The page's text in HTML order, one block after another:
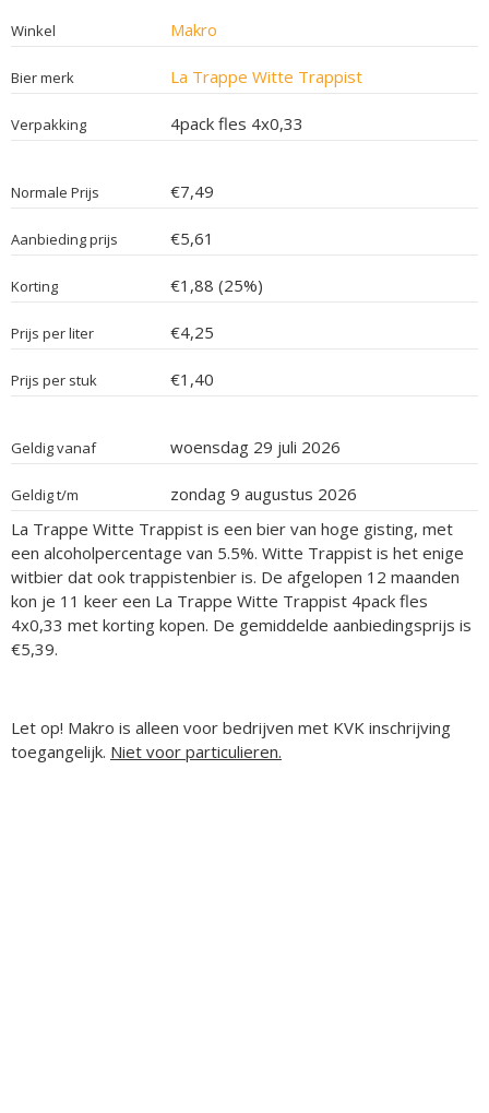
Winkel Makro
Bier merk La Trappe Witte Trappist
Verpakking 4pack fles 4x0,33
Normale Prijs €7,49
Aanbieding prijs €5,61
Korting €1,88 (25%)
Prijs per liter €4,25
Prijs per stuk €1,40
Geldig vanaf woensdag 29 juli 2026
Geldig t/m
zondag 9 augustus 2026
La Trappe Witte Trappist is een bier van hoge gisting, met
een alcoholpercentage van 5.5%. Witte Trappist is het enige
witbier dat ook trappistenbier is. De afgelopen 12 maanden
kon je 11 keer een La Trappe Witte Trappist 4pack fles
4x0,33 met korting kopen. De gemiddelde aanbiedingsprijs is
€5,39.
Let op! Makro is alleen voor bedrijven met KVK inschrijving
toegangelijk. Niet voor particulieren.